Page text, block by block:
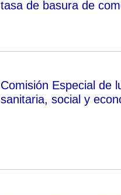
tasa de basura de
Comisión Especial de
sanitaria, social y